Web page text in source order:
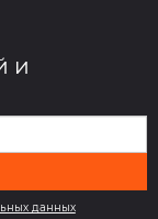
и
данных